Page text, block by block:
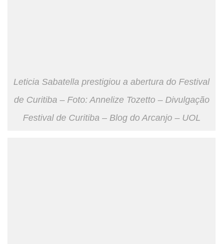
Leticia Sabatella prestigiou a abertura do Festival
de Curitiba – Foto: Annelize Tozetto – Divulgação
Festival de Curitiba – Blog do Arcanjo – UOL